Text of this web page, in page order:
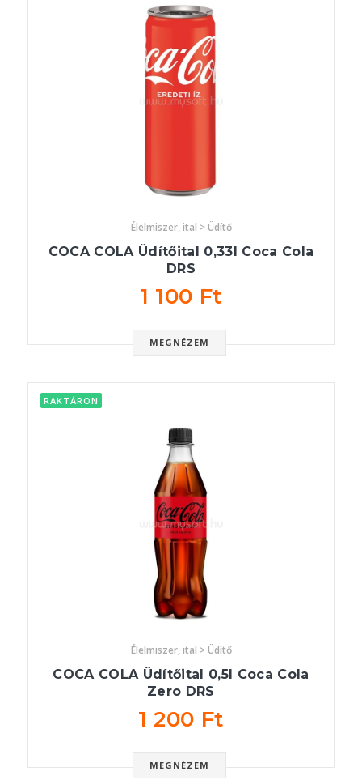
Élelmiszer, ital > Üdítő
COCA COLA Üdítőital 0,33l Coca Cola
DRS
1 100 Ft
MEGNÉZEM
RAKTÁRON
Élelmiszer, ital > Üdítő
COCA COLA Üdítőital 0,5l Coca Cola
Zero DRS
1 200 Ft
MEGNÉZEM